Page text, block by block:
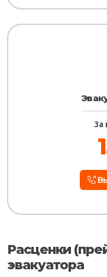
За
Расценки
эвакуатора